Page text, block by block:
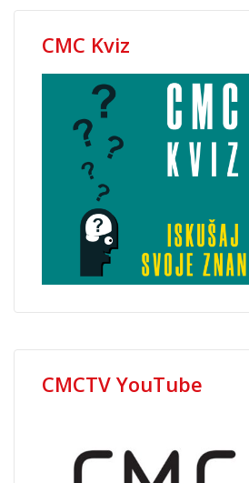
CMC Kviz
CMCTV YouTube